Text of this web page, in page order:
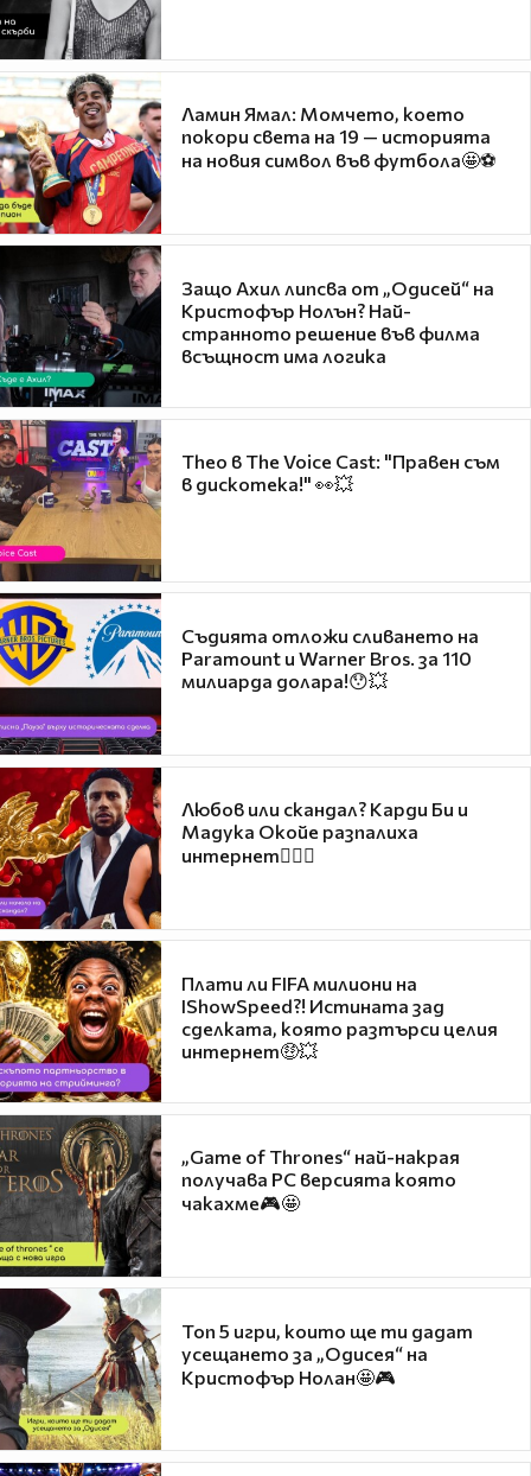
Ламин Ямал: Момчето, което
покори света на 19 — историята
на новия символ във футбола🤩⚽
Защо Ахил липсва от „Одисей“ на
Кристофър Нолън? Най-
странното решение във филма
всъщност има логика
Theo в The Voice Cast: "Правен съм
в дискотека!" 👀💥
Съдията отложи сливането на
Paramount и Warner Bros. за 110
милиарда долара!😯💥
Любов или скандал? Карди Би и
Мадука Окойе разпалиха
интернет❤️‍🔥🔥
Плати ли FIFA милиони на
IShowSpeed?! Истината зад
сделката, която разтърси целия
интернет🤑💥
„Game of Thrones“ най-накрая
получава PC версията която
чакахме🎮🤩
Топ 5 игри, които ще ти дадат
усещането за „Одисея“ на
Кристофър Нолан🤩🎮